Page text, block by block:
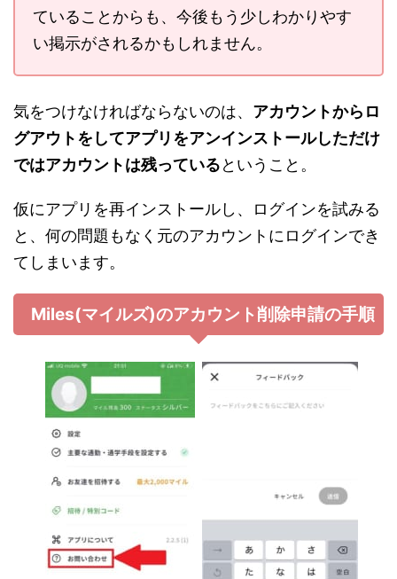
ていることからも、今後もう少しわかりやす
い掲示がされるかもしれません。
気をつけなければならないのは、 アカウントからロ
グアウトをしてアプリをアンインストールしただけ
ではアカウントは残っているということ。
仮にアプリを再インストールし、ログインを試みる
と、何の問題もなく元のアカウントにログインでき
てしまいます。
Miles(マイルズ)のアカウント削除申請の手順